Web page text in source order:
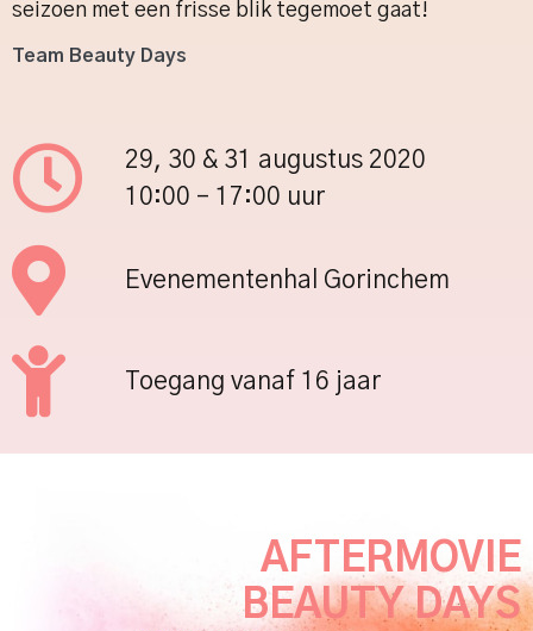
seizoen met een frisse blik tegemoet gaat!
Team Beauty Days
29, 30 & 31 augustus 2020
10:00 – 17:00 uur
Evenementenhal Gorinchem
Toegang vanaf 16 jaar
AFTERMOVIE
BEAUTY DAYS